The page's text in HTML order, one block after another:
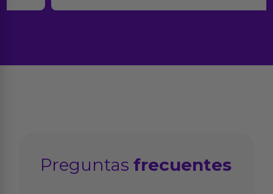
Preguntasfrecuentes